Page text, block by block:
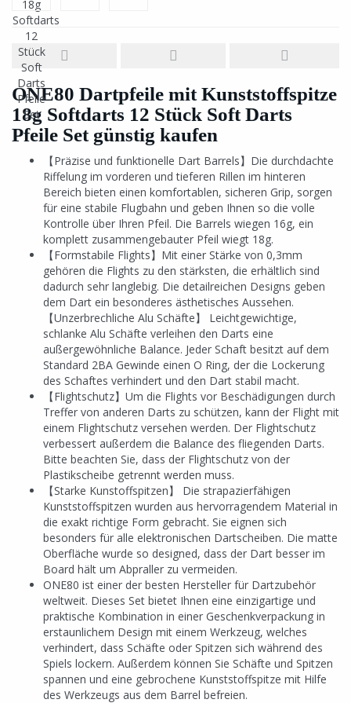
ONE80 Dartpfeile mit Kunststoffspitze
18g Softdarts 12 Stück Soft Darts
Pfeile Set günstig kaufen
【Präzise und funktionelle Dart Barrels】Die durchdachte
Riffelung im vorderen und tieferen Rillen im hinteren
Bereich bieten einen komfortablen, sicheren Grip, sorgen
für eine stabile Flugbahn und geben Ihnen so die volle
Kontrolle über Ihren Pfeil. Die Barrels wiegen 16g, ein
komplett zusammengebauter Pfeil wiegt 18g.
【Formstabile Flights】Mit einer Stärke von 0,3mm
gehören die Flights zu den stärksten, die erhältlich sind
dadurch sehr langlebig. Die detailreichen Designs geben
dem Dart ein besonderes ästhetisches Aussehen.
【Unzerbrechliche Alu Schäfte】 Leichtgewichtige,
schlanke Alu Schäfte verleihen den Darts eine
außergewöhnliche Balance. Jeder Schaft besitzt auf dem
Standard 2BA Gewinde einen O Ring, der die Lockerung
des Schaftes verhindert und den Dart stabil macht.
【Flightschutz】Um die Flights vor Beschädigungen durch
Treffer von anderen Darts zu schützen, kann der Flight mit
einem Flightschutz versehen werden. Der Flightschutz
verbessert außerdem die Balance des fliegenden Darts.
Bitte beachten Sie, dass der Flightschutz von der
Plastikscheibe getrennt werden muss.
【Starke Kunstoffspitzen】 Die strapazierfähigen
Kunststoffspitzen wurden aus hervorragendem Material in
die exakt richtige Form gebracht. Sie eignen sich
besonders für alle elektronischen Dartscheiben. Die matte
Oberfläche wurde so designed, dass der Dart besser im
Board hält um Abpraller zu vermeiden.
ONE80 ist einer der besten Hersteller für Dartzubehör
weltweit. Dieses Set bietet Ihnen eine einzigartige und
praktische Kombination in einer Geschenkverpackung in
erstaunlichem Design mit einem Werkzeug, welches
verhindert, dass Schäfte oder Spitzen sich während des
Spiels lockern. Außerdem können Sie Schäfte und Spitzen
spannen und eine gebrochene Kunststoffspitze mit Hilfe
des Werkzeugs aus dem Barrel befreien.